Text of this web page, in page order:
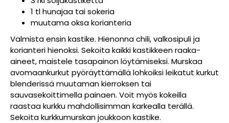
1 tl hunajaa tai sokeria
muutama oksa korianteria
Valmista ensin kastike. Hienonna chili, valkosipuli ja
korianteri hienoksi. Sekoita kaikki kastikkeen raaka-
aineet, maistele tasapainon löytämiseksi. Murskaa
avomaankurkut pyöräyttämällä lohkoiksi leikatut kurkut
blenderissä muutaman kierroksen tai
sauvasekoittimella painaen. Voit myös kokeilla
raastaa kurkku mahdollisimman karkealla terällä.
Sekoita kurkkumurskan joukkoon kastike.